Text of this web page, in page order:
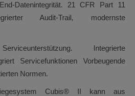
Datenintegrität. 21 CFR Part 11
Audit-Trail, modernste
Integrierte
Servicefunktionen Vorbeugende
Normen.
Cubis® II kann aus